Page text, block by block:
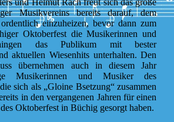
und Helmut Rach freut sich das große
Musikvereins bereits darauf, dem
einzuheizen, bevor dann zum
Oktoberfest die Musikerinnen und
das Publikum mit bester
aktuellen Wiesenhits unterhalten. Den
übernehmen auch in diesem Jahr
Musikerinnen und Musiker des
sich als „Gloine Bsetzung“ zusammen
in den vergangenen Jahren für einen
Oktoberfest in Büchig gesorgt haben.